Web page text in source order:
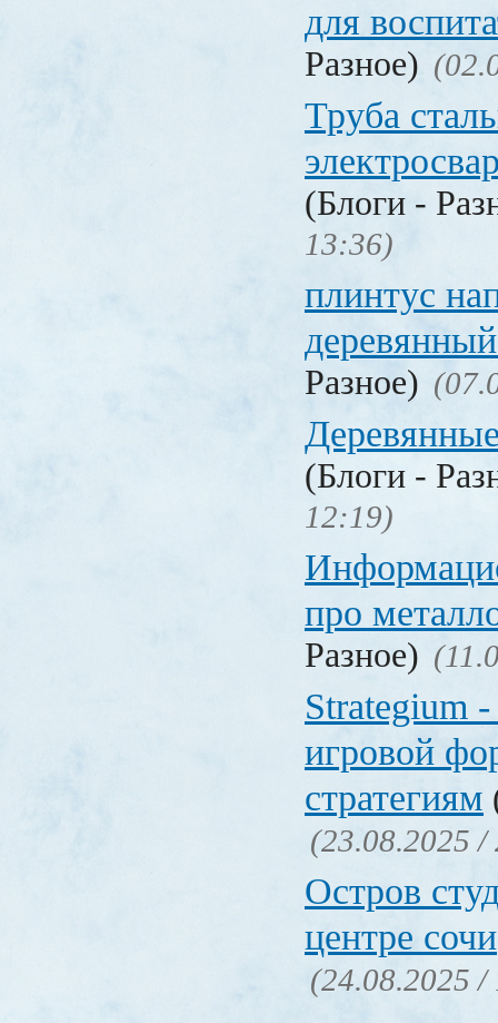
для
Разное)
Труба
(Блоги -
13:36)
плинтус
Разное)
(Блоги -
12:19)
про
Разное)
Strategium
игровой
стратегиям
(23.08.2025 /
Остров
центре сочи
(24.08.2025 /